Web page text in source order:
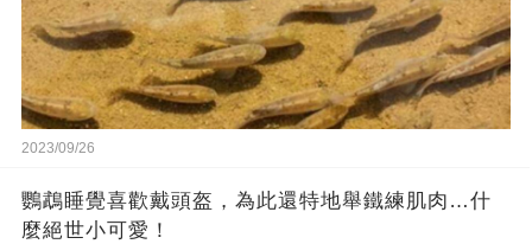
2023/09/26
鸚鵡睡覺喜歡戴頭盔，為此還特地舉鐵練肌肉…什
麼絕世小可愛！